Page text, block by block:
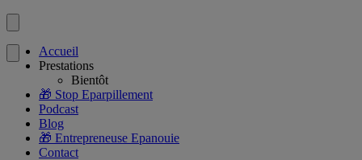
Accueil
Prestations
Bientôt
🎁 Stop Eparpillement
Podcast
Blog
🎁 Entrepreneuse Epanouie
Contact